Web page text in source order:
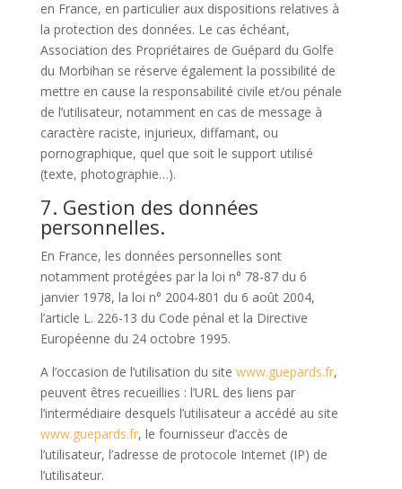
en France, en particulier aux dispositions relatives à
la protection des données. Le cas échéant,
Association des Propriétaires de Guépard du Golfe
du Morbihan se réserve également la possibilité de
mettre en cause la responsabilité civile et/ou pénale
de l’utilisateur, notamment en cas de message à
caractère raciste, injurieux, diffamant, ou
pornographique, quel que soit le support utilisé
(texte, photographie…).
7. Gestion des données
personnelles.
En France, les données personnelles sont
notamment protégées par la loi n° 78-87 du 6
janvier 1978, la loi n° 2004-801 du 6 août 2004,
l’article L. 226-13 du Code pénal et la Directive
Européenne du 24 octobre 1995.
A l’occasion de l’utilisation du site www.guepards.fr,
peuvent êtres recueillies : l’URL des liens par
l’intermédiaire desquels l’utilisateur a accédé au site
www.guepards.fr, le fournisseur d’accès de
l’utilisateur, l’adresse de protocole Internet (IP) de
l’utilisateur.